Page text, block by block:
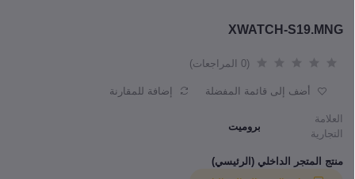
XWATCH-S19.MNG
(0 المراجعات)
أضف إلى قائمة المفضلة إضافة للمقارنة
العلامة
التجارية
بروميت
منتج المتجر الداخلي (الرئيسي)